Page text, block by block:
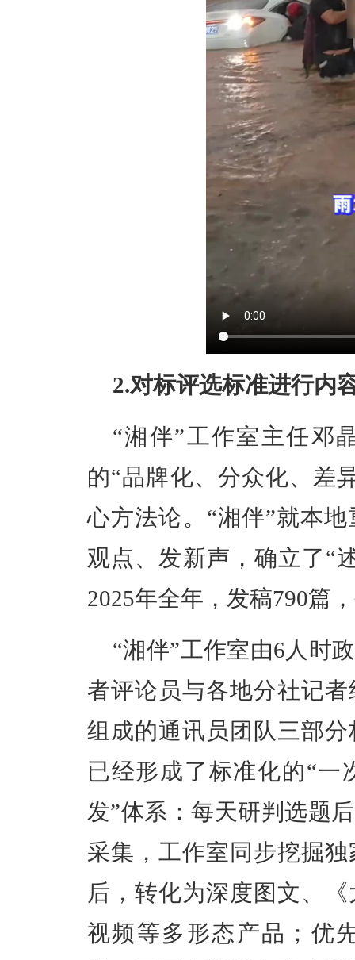
2.对标评选标准进行内
“湘伴”工作室主任邓
的“品牌化、分众化、差
心方法论。“湘伴”就本
观点、发新声，确立了“
2025年全年，发稿790篇
“湘伴”工作室由6人 时
者评论员与各地分社记者
组成的通讯员团队三部
已经形成了标准化的“一
发”体系：每天研判选题
采集，工作室同步挖掘
后，转化为深度图文、
视频等多形态产品；优